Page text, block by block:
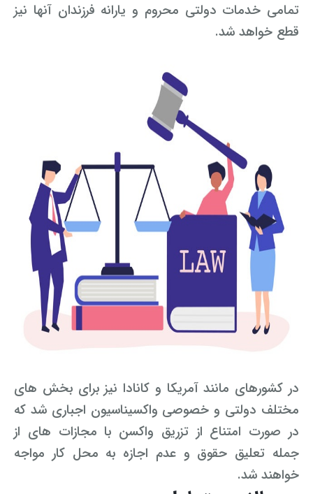
تمامی خدمات دولتی محروم و یارانه فرزندان آنها نیز
قطع خواهد شد.
در کشورهای مانند آمریکا و کانادا نیز برای بخش های
مختلف دولتی و خصوصی واکسیناسیون اجباری شد که
در صورت امتناع از تزریق واکسن با مجازات های از
جمله تعلیق حقوق و عدم اجازه به محل کار مواجه
خواهند شد.